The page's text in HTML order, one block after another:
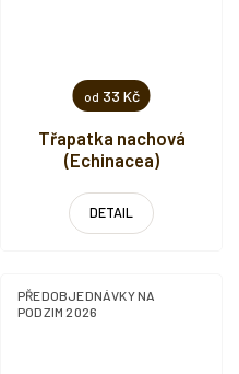
od 33 Kč
Třapatka nachová
(Echinacea)
DETAIL
PŘEDOBJEDNÁVKY NA
PODZIM 2026